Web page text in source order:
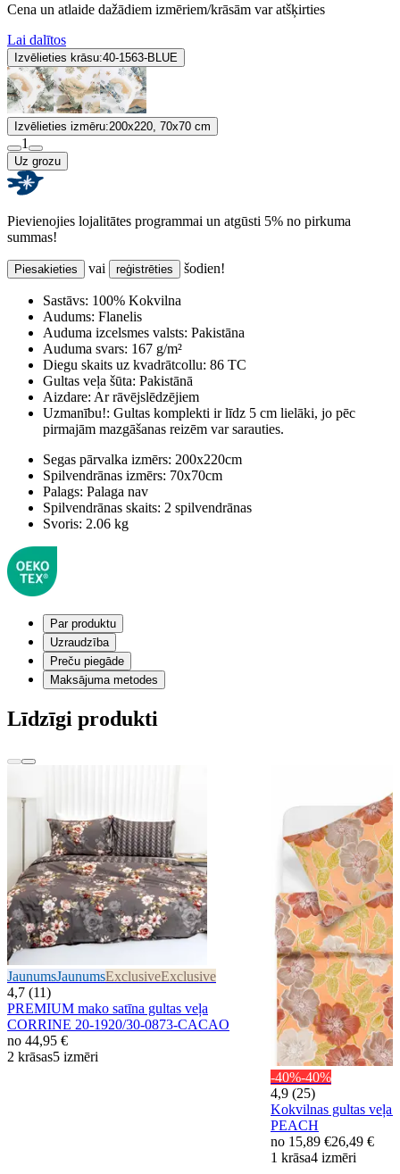
Cena un atlaide dažādiem izmēriem/krāsām var atšķirties
Lai dalītos
Izvēlieties krāsu:40-1563-BLUE
Izvēlieties izmēru:200x220, 70x70 cm
1
Uz grozu
Pievienojies lojalitātes programmai un atgūsti 5% no pirkuma
summas!
Piesakieties vai reģistrēties šodien!
Sastāvs: 100% Kokvilna
Audums: Flanelis
Auduma izcelsmes valsts: Pakistāna
Auduma svars: 167 g/m²
Diegu skaits uz kvadrātcollu: 86 TC
Gultas veļa šūta: Pakistānā
Aizdare: Ar rāvējslēdzējiem
Uzmanību!: Gultas komplekti ir līdz 5 cm lielāki, jo pēc
pirmajām mazgāšanas reizēm var sarauties.
Segas pārvalka izmērs: 200x220cm
Spilvendrānas izmērs: 70x70cm
Palags: Palaga nav
Spilvendrānas skaits: 2 spilvendrānas
Svoris: 2.06 kg
Par produktu
Uzraudzība
Preču piegāde
Maksājuma metodes
Līdzīgi produkti
JaunumsJaunumsExclusiveExclusive
4,7 (11)
PREMIUM mako satīna gultas veļa
CORRINE 20-1920/30-0873-CACAO
no 44,95 €
2 krāsas5 izmēri
-40%-40%
4,9 (25)
Kokvilnas gultas veļa
PEACH
no 15,89 €26,49 €
1 krāsa4 izmēri